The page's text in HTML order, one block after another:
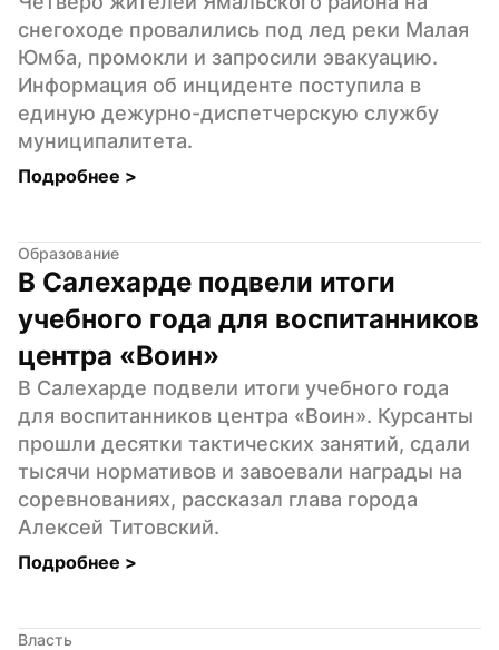
снегоходе провалились под лед реки Малая
Юмба, промокли и запросили эвакуацию.
Информация об инциденте поступила в
единую дежурно-диспетчерскую службу
муниципалитета.
Подробнее >
Образование
В Салехарде подвели итоги
учебного года для воспитанников
центра «Воин»
В Салехарде подвели итоги учебного года
для воспитанников центра «Воин». Курсанты
прошли десятки тактических занятий, сдали
тысячи нормативов и завоевали награды на
соревнованиях, рассказал глава города
Алексей Титовский.
Подробнее >
Власть